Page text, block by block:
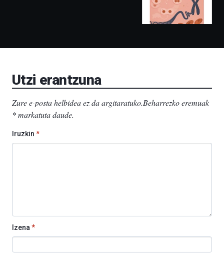
Bizkaia
Utzi erantzuna
Zure e-posta helbidea ez da argitaratuko.Beharrezko eremuak
*markatuta daude.
Iruzkin *
Izena *